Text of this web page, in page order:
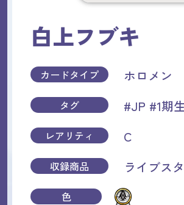
白上フブキ
カードタイプ ホロメン
タグ #JP #1期
レアリティ C
収録商品 ライブス
色